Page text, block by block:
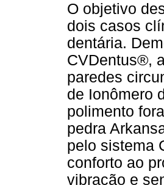
O objetivo
dois casos
dentária.
CVDentus®,
paredes
de Ionômero
polimento
pedra
pelo sistema
conforto ao
vibração e